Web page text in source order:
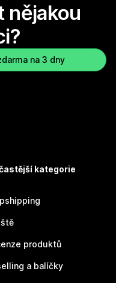
nějakou
na 3 dny
kategorie
produktů
a balíčky